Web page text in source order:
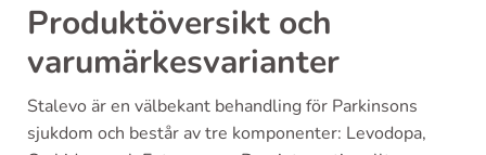
Produktöversikt och
varumärkesvarianter
Stalevo är en välbekant behandling för Parkinsons
sjukdom och består av tre komponenter: Levodopa,